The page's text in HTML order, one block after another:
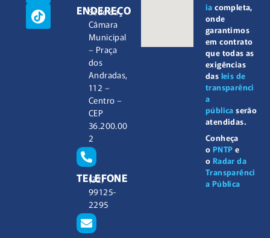
ENDEREÇO
Sede da
Câmara
Municipal
– Praça
dos
Andradas,
112 –
Centro –
CEP
36.200.00
2
TELEFONE
(32)
99125-
2295
ia completa,
onde
garantimos
em contrato
que todas as
exigências
das leis de
transparênci
a
pública serão
atendidas.
Conheça
o PNTP e
o Radar da
Transparênci
a Pública